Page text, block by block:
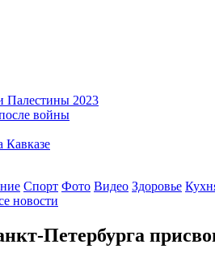
Палестины 2023
войны
Кавказе
Спорт Фото Видео Здоровье
новости
Петербурга